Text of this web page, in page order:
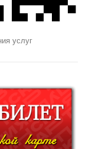
услуг